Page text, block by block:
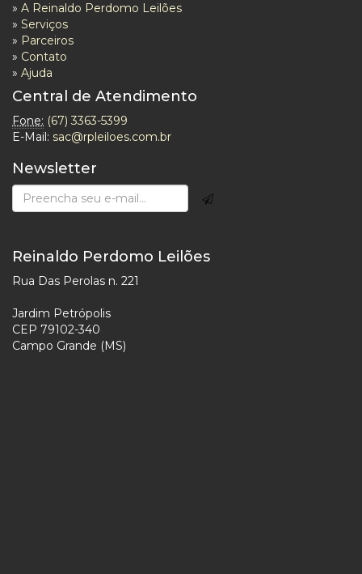
» A Reinaldo Perdomo Leilões
» Serviços
» Parceiros
» Contato
» Ajuda
Central de Atendimento
Fone: (67) 3363-5399
E-Mail: sac@rpleiloes.com.br
Newsletter
Reinaldo Perdomo Leilões
Rua Das Perolas n. 221
Jardim Petrópolis
CEP 79102-340
Campo Grande (MS)